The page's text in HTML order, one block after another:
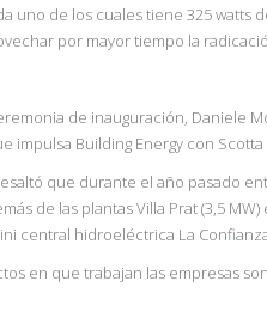
uno de los cuales tiene 325
por mayor tiempo la
de inauguración, Daniele
impulsa Building Energy con
que durante el año pasado
de las plantas Villa Prat (3,5
central hidroeléctrica La
en que trabajan las empresas